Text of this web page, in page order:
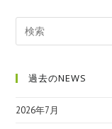
過去のNEWS
2026年7月